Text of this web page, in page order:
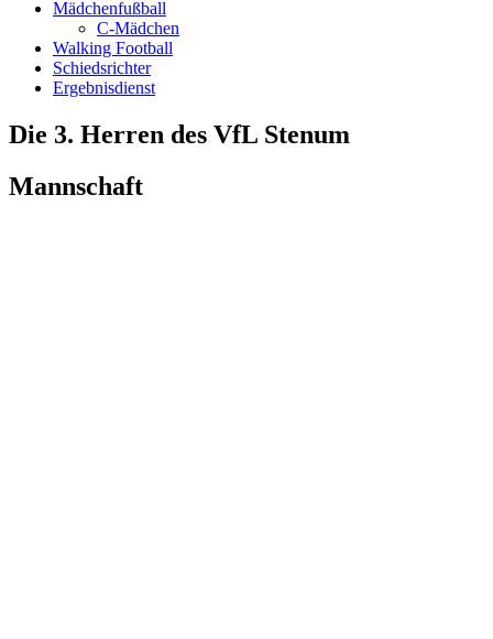
Mädchenfußball
C-Mädchen
Walking Football
Schiedsrichter
Ergebnisdienst
Die 3. Herren des VfL Stenum
Mannschaft